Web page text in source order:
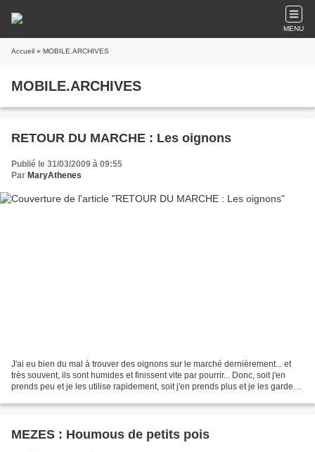
MENU
Accueil » MOBILE.ARCHIVES
MOBILE.ARCHIVES
RETOUR DU MARCHE : Les oignons
Publié le 31/03/2009 à 09:55
Par MaryAthenes
J'ai eu bien du mal à trouver des oignons sur le marché dernièrement... et
très souvent, ils sont humides et finissent vite par pourrir... Donc, soit j'en
prends peu et je les utilise rapidement, soit j'en prends plus et je les garde
MEZES : Houmous de petits pois